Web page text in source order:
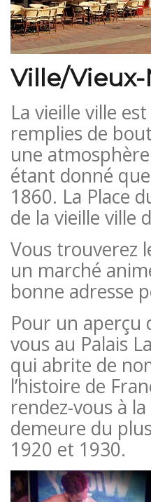
Ville/
La vieille ville
remplies de
une
étant donné
1860. La Place
de la vieille ville
Vous trouverez
un marché
bonne adresse
Pour un aperçu
vous au Palais
qui abrite de
l’histoire de
rendez-vous à
demeure du
1920 et 1930.